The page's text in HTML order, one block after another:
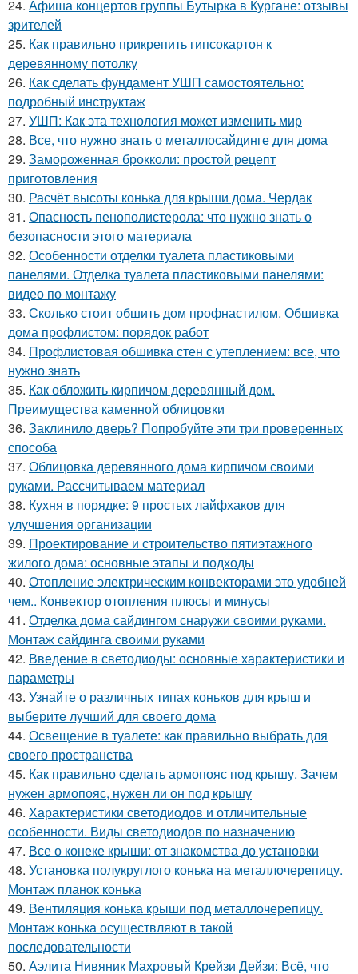
24. Афиша концертов группы Бутырка в Кургане: отзывы
зрителей
25. Как правильно прикрепить гипсокартон к
деревянному потолку
26. Как сделать фундамент УШП самостоятельно:
подробный инструктаж
27. УШП: Как эта технология может изменить мир
28. Все, что нужно знать о металлосайдинге для дома
29. Замороженная брокколи: простой рецепт
приготовления
30. Расчёт высоты конька для крыши дома. Чердак
31. Опасность пенополистерола: что нужно знать о
безопасности этого материала
32. Особенности отделки туалета пластиковыми
панелями. Отделка туалета пластиковыми панелями:
видео по монтажу
33. Сколько стоит обшить дом профнастилом. Обшивка
дома профлистом: порядок работ
34. Профлистовая обшивка стен с утеплением: все, что
нужно знать
35. Как обложить кирпичом деревянный дом.
Преимущества каменной облицовки
36. Заклинило дверь? Попробуйте эти три проверенных
способа
37. Облицовка деревянного дома кирпичом своими
руками. Рассчитываем материал
38. Кухня в порядке: 9 простых лайфхаков для
улучшения организации
39. Проектирование и строительство пятиэтажного
жилого дома: основные этапы и подходы
40. Отопление электрическим конвекторами это удобней
чем.. Конвектор отопления плюсы и минусы
41. Отделка дома сайдингом снаружи своими руками.
Монтаж сайдинга своими руками
42. Введение в светодиоды: основные характеристики и
параметры
43. Узнайте о различных типах коньков для крыш и
выберите лучший для своего дома
44. Освещение в туалете: как правильно выбрать для
своего пространства
45. Как правильно сделать армопояс под крышу. Зачем
нужен армопояс, нужен ли он под крышу
46. Характеристики светодиодов и отличительные
особенности. Виды светодиодов по назначению
47. Все о конеке крыши: от знакомства до установки
48. Установка полукруглого конька на металлочерепицу.
Монтаж планок конька
49. Вентиляция конька крыши под металлочерепицу.
Монтаж конька осуществляют в такой
последовательности
50. Аэлита Нивяник Махровый Крейзи Дейзи: Всё, что